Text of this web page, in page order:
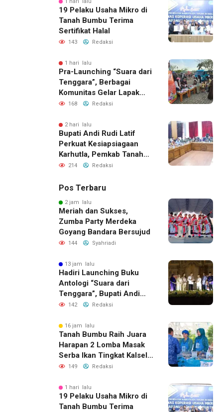
1 hari lalu
19 Pelaku Usaha Mikro di
Tanah Bumbu Terima
Sertifikat Halal
143 Redaksi
1 hari lalu
Pra-Launching “Suara dari
Tenggara”, Berbagai
Komunitas Gelar Lapak
Baca di Bandara Bersujud
168 Redaksi
2 hari lalu
Bupati Andi Rudi Latif
Perkuat Kesiapsiagaan
Karhutla, Pemkab Tanah
Bumbu Aktifkan Posko
214 Redaksi
Pos Terbaru
2 jam lalu
Meriah dan Sukses,
Zumba Party Merdeka
Goyang Bandara Bersujud
144 Syahriadi
13 jam lalu
Hadiri Launching Buku
Antologi “Suara dari
Tenggara”, Bupati Andi
Rudi Latif Apresiasi
Bumi Bersujud
142 Redaksi
16 jam lalu
Tanah Bumbu Raih Juara
Harapan 2 Lomba Masak
Serba Ikan Tingkat Kalsel
2026
149 Redaksi
1 hari lalu
19 Pelaku Usaha Mikro di
Tanah Bumbu Terima